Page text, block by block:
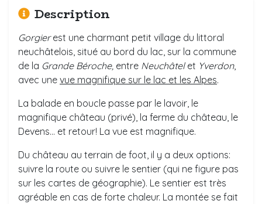
Description
Gorgierest une charmant petit village du littoral
neuchâtelois, situé au bord du lac, sur la commune
de la Grande Béroche, entre Neuchâtelet Yverdon,
avec une vue magnifique sur le lac et les Alpes.
La balade en boucle passe par le lavoir, le
magnifique château (privé), la ferme du château, le
Devens... et retour! La vue est magnifique.
Du château au terrain de foot, il y a deux options:
suivre la route ou suivre le sentier (qui ne figure pas
sur les cartes de géographie). Le sentier est très
agréable en cas de forte chaleur. La montée se fait